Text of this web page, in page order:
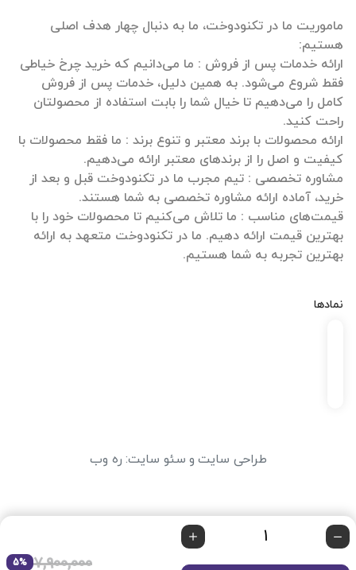
7,900,000
5%
ماموریت ما در تکنودوخت، ما به دنبال چهار هدف اصلی
ارائه خدمات پس از فروش : ما می‌دانیم که خرید چرخ خیاطی
فقط شروع می‌شود. به همین دلیل، خدمات پس از فروش
کامل را می‌دهیم تا خیال شما را بابت استفاده از محصولتان
ارائه محصولات با برند معتبر و تنوع برند : ما فقط محصولات با
مشاوره تخصصی : تیم مجرب ما در تکنودوخت قبل و بعد از
قیمت‌های مناسب : ما تلاش می‌کنیم تا محصولات خود را با
بهترین قیمت ارائه دهیم. ما در تکنودوخت متعهد به ارائه
بهترین تجربه به شما هستیم.
نمادها
طراحی سایت و سئو سایت: ره وب